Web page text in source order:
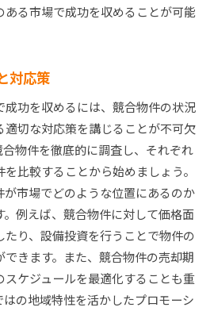
き物件の整備と準備
る市場で成功を収めることが可能
対応策
功を収めるには、競合物件の状況
適切な対応策を講じることが不可欠
物件を徹底的に調査し、それぞれ
比較することから始めましょう。
が市場でどのような位置にあるのか
例えば、競合物件に対して価格面
り、設備投資を行うことで物件の
きます。また、競合物件の売却期
ケジュールを最適化することも重
の地域特性を活かしたプロモーシ